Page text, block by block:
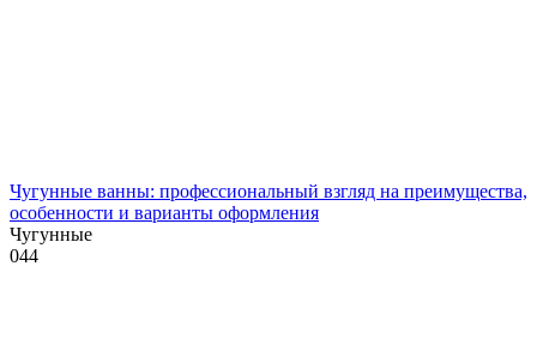
Чугунные ванны: профессиональный взгляд на преимущества,
особенности и варианты оформления
Чугунные
044